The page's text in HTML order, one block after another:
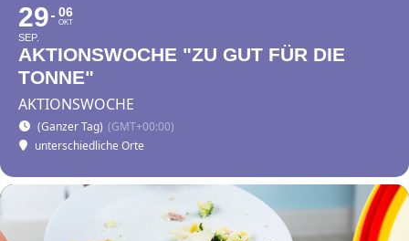
29
SEP.
06
OKT
AKTIONSWOCHE "ZU GUT FÜR DIE
TONNE"
AKTIONSWOCHE
(Ganzer Tag) (GMT+00:00)
unterschiedliche Orte